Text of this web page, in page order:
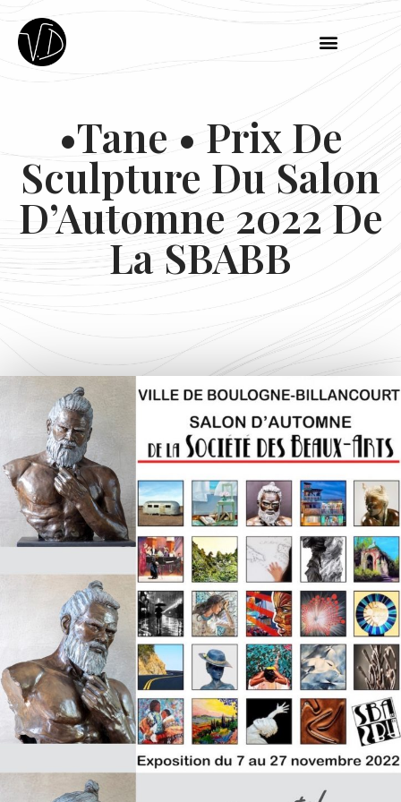
•Tane • Prix De
Sculpture Du Salon
D’Automne 2022 De
La SBABB